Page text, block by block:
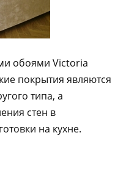
обоями Victoria
покрытия являются
типа, а
стен в
на кухне.